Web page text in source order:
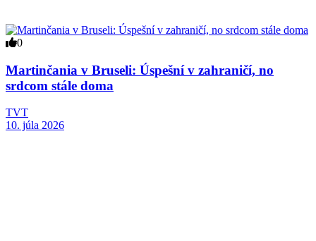
0
Martinčania v Bruseli: Úspešní v zahraničí, no
srdcom stále doma
TVT
10. júla 2026